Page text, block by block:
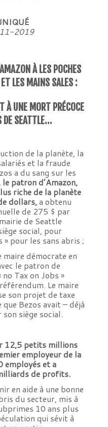
2019
À LES POCHES
LES MAINS SALES :
À UNE MORT PRÉCOCE
DE SEATTLE…
de la planète, la
et la fraude
a du sang sur les
patron d’Amazon,
riche de la planète
dollars,a obtenu
de 275 $ par
de Seattle
social, pour
pour les sans abris ;
maire démocrate en
le patron de
Tax on Jobs »
Le maire
son projet de taxe
Bezos avait – déjà
siège social.
12,5 petits millions
employeur de la
employés et a
de profits.
en aide à une bonne
du secteur, mis à
10 ans plus
qui sévit à